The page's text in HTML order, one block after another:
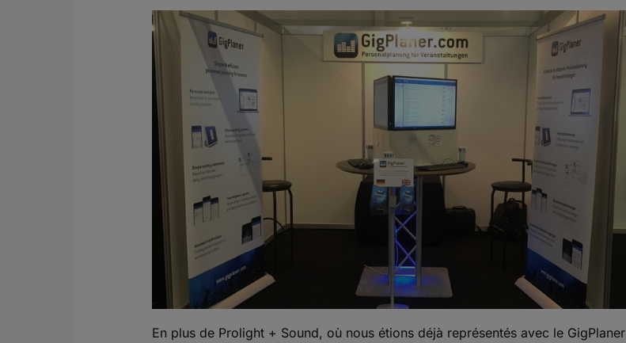
En plus de Prolight + Sound, où nous étions déjà représentés avec le GigPlaner